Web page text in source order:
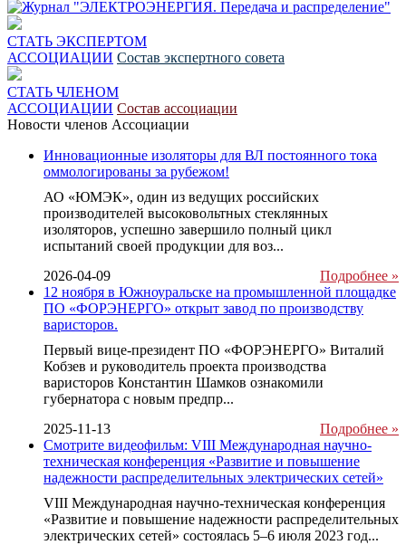
СТАТЬ ЭКСПЕРТОМ
АССОЦИАЦИИ Состав экспертного совета
СТАТЬ ЧЛЕНОМ
АССОЦИАЦИИ Состав ассоциации
Новости членов Ассоциации
Инновационные изоляторы для ВЛ постоянного тока
оммологированы за рубежом!
АО «ЮМЭК», один из ведущих российских
производителей высоковольтных стеклянных
изоляторов, успешно завершило полный цикл
испытаний своей продукции для воз...
2026-04-09
Подробнее »
12 ноября в Южноуральске на промышленной площадке
ПО «ФОРЭНЕРГО» открыт завод по производству
варисторов.
Первый вице-президент ПО «ФОРЭНЕРГО» Виталий
Кобзев и руководитель проекта производства
варисторов Константин Шамков ознакомили
губернатора с новым предпр...
2025-11-13
Подробнее »
Смотрите видеофильм: VIII Международная научно-
техническая конференция «Развитие и повышение
надежности распределительных электрических сетей»
VIII Международная научно-техническая конференция
«Развитие и повышение надежности распределительных
электрических сетей» состоялась 5–6 июля 2023 год...